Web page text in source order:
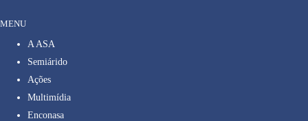
MENU
A ASA
Semiárido
Ações
Multimídia
Enconasa